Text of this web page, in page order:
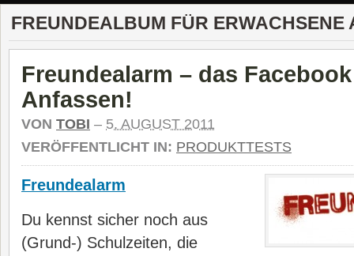
FREUNDEALBUM FÜR ERWACHSENE
Freundealarm – das
Anfassen!
VON TOBI – 5. AUGUST 2011
VERÖFFENTLICHT IN: PRODUKTTESTS
Freundealarm
Du kennst sicher noch aus
(Grund-) Schulzeiten, die